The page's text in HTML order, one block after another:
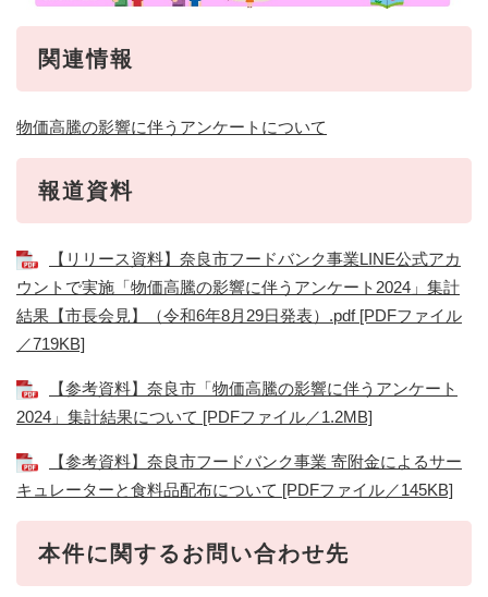
関連情報
物価高騰の影響に伴うアンケートについて
報道資料
【リリース資料】奈良市フードバンク事業LINE公式アカ
ウントで実施「物価高騰の影響に伴うアンケート2024」集計
結果【市長会見】（令和6年8月29日発表）.pdf [PDFファイル
／719KB]
【参考資料】奈良市「物価高騰の影響に伴うアンケート
2024」集計結果について [PDFファイル／1.2MB]
【参考資料】奈良市フードバンク事業 寄附金によるサー
キュレーターと食料品配布について [PDFファイル／145KB]
本件に関するお問い合わせ先